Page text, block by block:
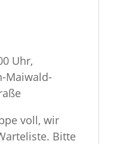
Uhr,
Maiwald-
voll, wir
Bitte